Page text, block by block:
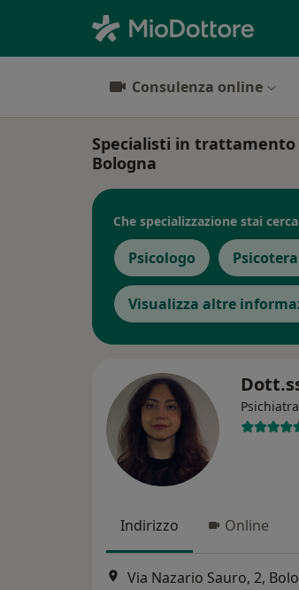
Consulenza online
Specialisti in
Bologna
Che specializzazione stai
Psicologo
Visualizza altre
Indirizzo Online
Via Nazario Sauro, 2,